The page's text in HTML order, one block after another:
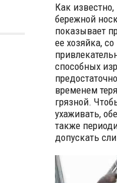
Как
бережной
показывает
ее хозяйка,
способных
временем
грязной.
ухаживать,
также
допускать